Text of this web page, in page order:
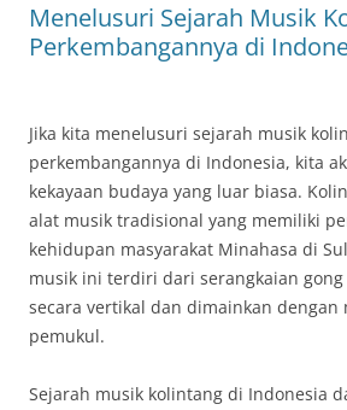
Menelusuri Sejarah Musik
Perkembangannya di
Jika kita menelusuri sejarah musik
perkembangannya di Indonesia, kita
kekayaan budaya yang luar biasa.
alat musik tradisional yang memiliki
kehidupan masyarakat Minahasa di
musik ini terdiri dari serangkaian
secara vertikal dan dimainkan dengan
pemukul.
Sejarah musik kolintang di Indonesia